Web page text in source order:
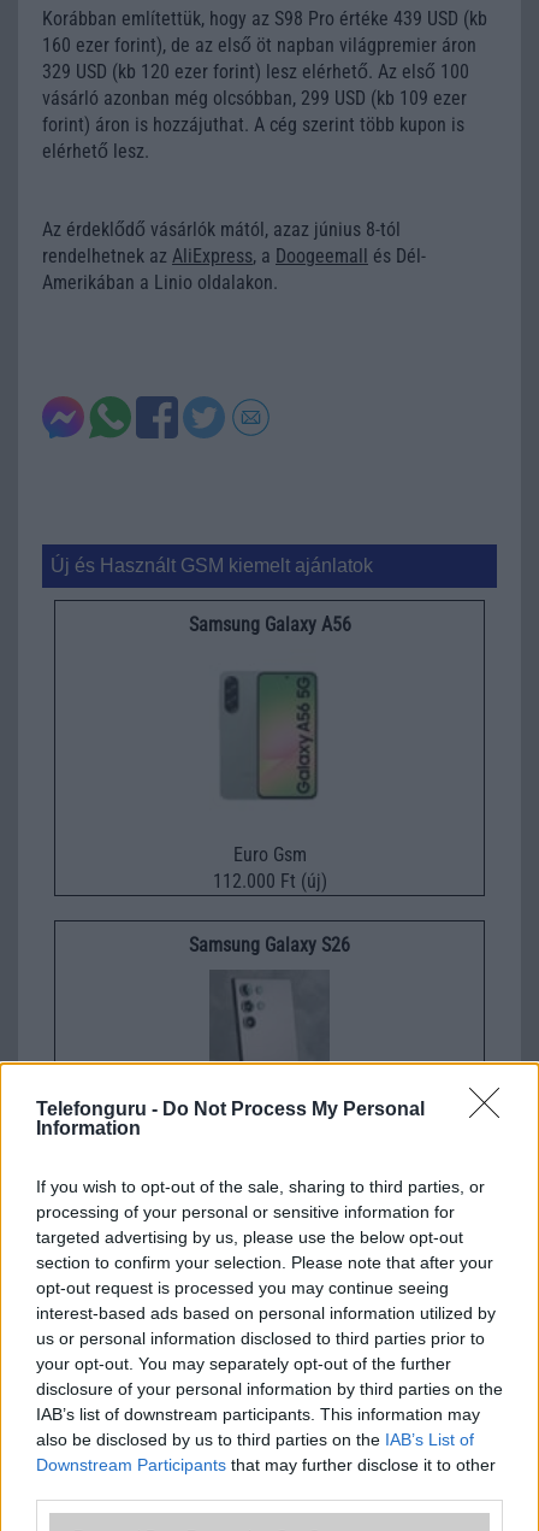
Telefonguru - Do Not Process My Personal
Information
If you wish to opt-out of the sale, sharing to third parties, or
processing of your personal or sensitive information for
targeted advertising by us, please use the below opt-out
section to confirm your selection. Please note that after your
opt-out request is processed you may continue seeing
interest-based ads based on personal information utilized by
us or personal information disclosed to third parties prior to
your opt-out. You may separately opt-out of the further
disclosure of your personal information by third parties on the
IAB’s list of downstream participants. This information may
also be disclosed by us to third parties on the IAB’s List of
Downstream Participants that may further disclose it to other
Korábban említettük, hogy az S98 Pro értéke 439 USD (kb
160 ezer forint), de az első öt napban világpremier áron
329 USD (kb 120 ezer forint) lesz elérhető. Az első 100
vásárló azonban még olcsóbban, 299 USD (kb 109 ezer
forint) áron is hozzájuthat. A cég szerint több kupon is
elérhető lesz.
Az érdeklődő vásárlók mától, azaz június 8-tól
rendelhetnek az AliExpress, a Doogeemall
és Dél-
Amerikában a Linio oldalakon.
Új és Használt GSM kiemelt ajánlatok
Samsung Galaxy A56
Euro Gsm
112.000 Ft (új)
Samsung Galaxy S26
Euro Gsm
267.000 Ft (új)
Samsung Galaxy S26 Ultra
Nelly GSM